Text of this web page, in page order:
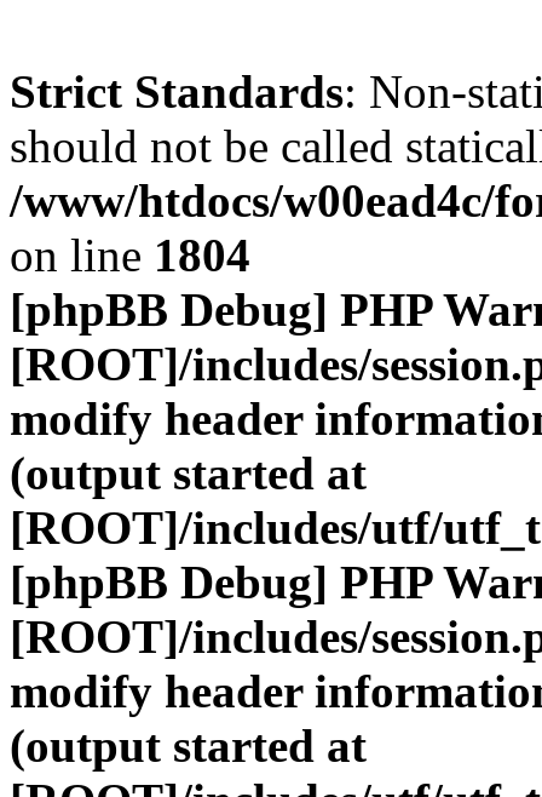
Strict Standards: Non-
should not be called
/www/htdocs/w00ead4c/
on line 1804
[phpBB Debug] PHP
[ROOT]/includes/
modify header
(output started at
[ROOT]/includes/utf/
[phpBB Debug] PHP
[ROOT]/includes/
modify header
(output started at